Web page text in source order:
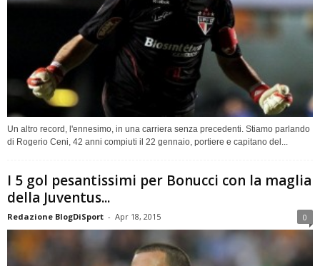
Un altro record, l'ennesimo, in una carriera senza precedenti. Stiamo parlando
di Rogerio Ceni, 42 anni compiuti il 22 gennaio, portiere e capitano del...
I 5 gol pesantissimi per Bonucci con la maglia
della Juventus...
Redazione BlogDiSport - Apr 18, 2015 0